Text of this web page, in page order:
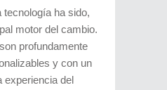
tecnología ha sido,
motor del cambio.
profundamente
y con un
experiencia del